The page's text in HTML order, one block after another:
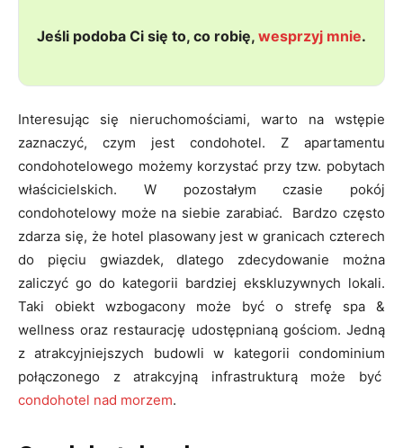
Jeśli podoba Ci się to, co robię, wesprzyj mnie.
Interesując się nieruchomościami, warto na wstępie
zaznaczyć, czym jest condohotel. Z apartamentu
condohotelowego możemy korzystać przy tzw. pobytach
właścicielskich. W pozostałym czasie pokój
condohotelowy może na siebie zarabiać. Bardzo często
zdarza się, że hotel plasowany jest w granicach czterech
do pięciu gwiazdek, dlatego zdecydowanie można
zaliczyć go do kategorii bardziej ekskluzywnych lokali.
Taki obiekt wzbogacony może być o strefę spa &
wellness oraz restaurację udostępnianą gościom. Jedną
z atrakcyjniejszych budowli w kategorii condominium
połączonego z atrakcyjną infrastrukturą może być
condohotel nad morzem.